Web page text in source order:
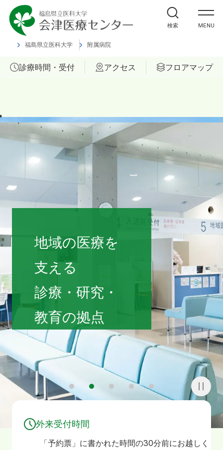
福島県立医科大学 附属病院
MENU
外来受診の方
入院・ご面会の方
診療科
当院について
医療関係者の方へ
診療時間・受付 アクセス フロアマップ
検索
福島県立医科大学 会津診療セン
地域の医療を
支える
診療・研究・
教育の拠点
3 5
外来受付時間
「予約票」に書かれた時間の30分前にお越しく